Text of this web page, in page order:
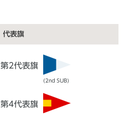
代表旗
第2代表旗
(2nd SUB)
第4代表旗